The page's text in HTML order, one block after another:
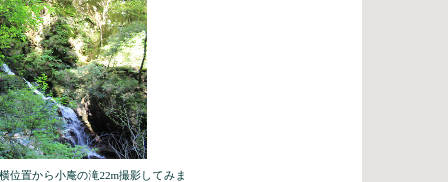
位置から小庵の滝22m撮影してみま